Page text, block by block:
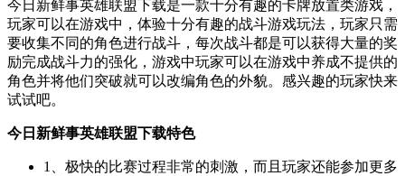
今日新鲜事英雄联盟下载是一款十分有趣的卡牌放置类游戏，
玩家可以在游戏中，体验十分有趣的战斗游戏玩法，玩家只需
要收集不同的角色进行战斗，每次战斗都是可以获得大量的奖
励完成战斗力的强化，游戏中玩家可以在游戏中养成不提供的
角色并将他们突破就可以改编角色的外貌。感兴趣的玩家快来
试试吧。
今日新鲜事英雄联盟下载特色
1、极快的比赛过程非常的刺激，而且玩家还能参加更多